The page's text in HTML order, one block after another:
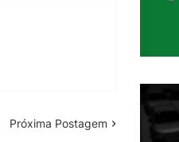
Próxima Postagem